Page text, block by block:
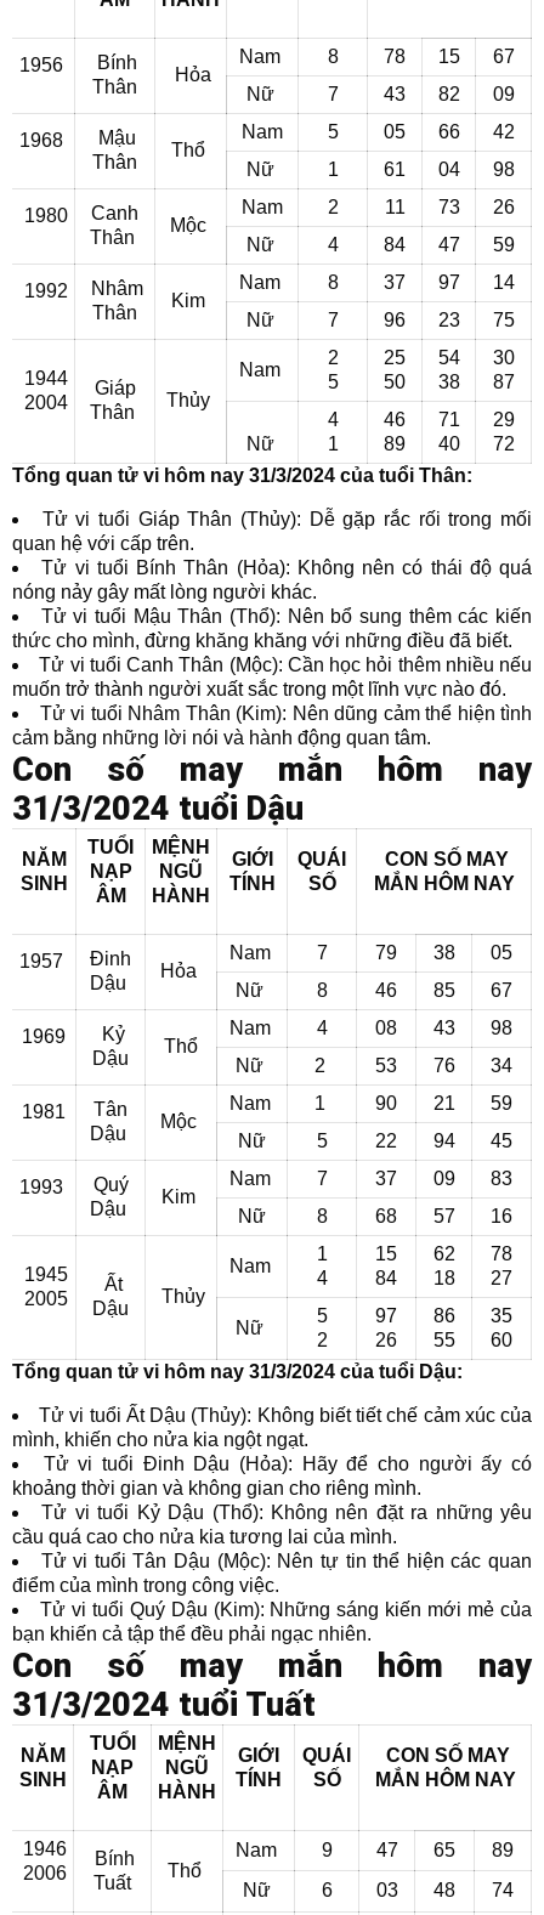
1956
Bính
Thân
Hỏa
Nam 8 78 15
67
Nữ
7 43 82 09
1968
Mậu
Thân
Thổ
Nam 5 05 66
42
Nữ
1 61 04 98
1980
Canh
Thân
Mộc
Nam 2 11 73
26
Nữ
4 84 47 59
1992
Nhâm
Thân
Kim
Nam 8 37 97
14
Nữ
7 96 23 75
1944
2004
Giáp
Thân
Thủy
Nam
2
5
25
50
54
38
30
87
Nữ
4
1
46
89
71
40
29
72
Tổng quan tử vi hôm nay 31/3/2024 của tuổi Thân:
Tử vi tuổi Giáp Thân (Thủy): Dễ gặp rắc rối trong mối
quan hệ với cấp trên.
Tử vi tuổi Bính Thân (Hỏa): Không nên có thái độ quá
nóng nảy gây mất lòng người khác.
Tử vi tuổi Mậu Thân (Thổ): Nên bổ sung thêm các kiến
thức cho mình, đừng khăng khăng với những điều đã biết.
Tử vi tuổi Canh Thân (Mộc): Cần học hỏi thêm nhiều nếu
muốn trở thành người xuất sắc trong một lĩnh vực nào đó.
Tử vi tuổi Nhâm Thân (Kim): Nên dũng cảm thể hiện tình
cảm bằng những lời nói và hành động quan tâm.
Con số may mắn hôm nay
31/3/2024 tuổi Dậu
NĂM
SINH
TUỔI
NẠP
ÂM
MỆNH
NGŨ
HÀNH
GIỚI
TÍNH
QUÁI
SỐ
CON SỐ MAY
MẮN HÔM NAY
1957
Đinh
Dậu
Hỏa
Nam 7 79 38
05
Nữ
8 46 85 67
1969
Kỷ
Dậu
Thổ
Nam 4 08 43
98
Nữ
2 53 76 34
1981
Tân
Dậu
Mộc
Nam 1 90 21
59
Nữ
5 22 94 45
1993
Quý
Dậu
Kim
Nam 7 37 09
83
Nữ
8 68 57 16
1945
2005
Ất
Dậu
Thủy
Nam
1
4
15
84
62
18
78
27
Nữ
5
2
97
26
86
55
35
60
Tổng quan tử vi hôm nay 31/3/2024 của tuổi Dậu:
Tử vi tuổi Ất Dậu (Thủy): Không biết tiết chế cảm xúc của
mình, khiến cho nửa kia ngột ngạt.
Tử vi tuổi Đinh Dậu (Hỏa): Hãy để cho người ấy có
khoảng thời gian và không gian cho riêng mình.
Tử vi tuổi Kỷ Dậu (Thổ): Không nên đặt ra những yêu
cầu quá cao cho nửa kia tương lai của mình.
Tử vi tuổi Tân Dậu (Mộc): Nên tự tin thể hiện các quan
điểm của mình trong công việc.
Tử vi tuổi Quý Dậu (Kim): Những sáng kiến mới mẻ của
bạn khiến cả tập thể đều phải ngạc nhiên.
Con số may mắn hôm nay
31/3/2024 tuổi Tuất
NĂM
SINH
TUỔI
NẠP
ÂM
MỆNH
NGŨ
HÀNH
GIỚI
TÍNH
QUÁI
SỐ
CON SỐ MAY
MẮN HÔM NAY
1946
2006
Bính
Tuất
Thổ
Nam 9 47 65
89
Nữ
6 03 48 74